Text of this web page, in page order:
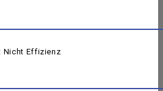
Nicht Effizienz